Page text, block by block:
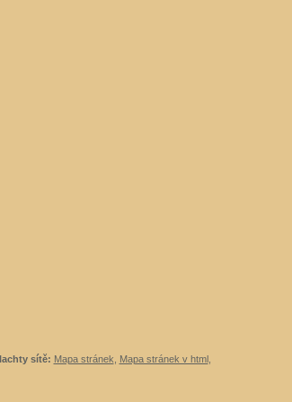
sítě: Mapa stránek Mapa stránek v html,